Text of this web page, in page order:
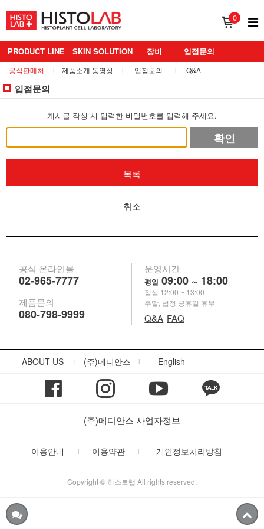
0
PRODUCT LINE SKIN SOLUTION 장비
입점문의
BRAND 소개
MEDIANS LAB
공식판매처 제품소개 동영상 입점문의 Q&A
입점문의
게시글 작성 시 입력한 비밀번호를 입력해 주세요.
확인
목록
취소
공식 온라인몰
02-965-7777
제품문의
080-798-9999
운영시간
평일 09:00 ~ 18:00
점심 12:00 ~ 13:00
주말, 법정 공휴일 휴무
Q&A FAQ
ABOUT US | (주)메디안스 | English
(주)메디안스 사업자정보
이용안내 | 이용약관 | 개인정보처리방침
Copyright © 히스토랩 All rights reserved.